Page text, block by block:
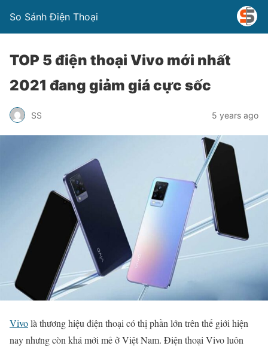
So Sánh Điện Thoại
TOP 5 điện thoại Vivo mới nhất
2021 đang giảm giá cực sốc
SS 5 years ago
Vivolà thương hiệu điện thoại có thị phần lớn trên thế giới hiện
nay nhưng còn khá mới mẻ ở Việt Nam. Điện thoại Vivo luôn